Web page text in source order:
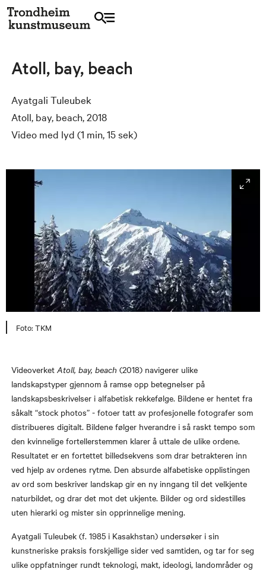
Atoll, bay, beach
Ayatgali Tuleubek
Atoll, bay, beach, 2018
Video med lyd (1 min, 15 sek)
Foto: TKM
VideoverketAtoll, bay, beach (2018) navigerer ulike
landskapstyper gjennom å ramse opp betegnelser på
landskapsbeskrivelser i alfabetisk rekkefølge. Bildene er hentet fra
såkalt “stock photos” - fotoer tatt av profesjonelle fotografer som
distribueres digitalt. Bildene følger hverandre i så raskt tempo som
den kvinnelige fortellerstemmen klarer å uttale de ulike ordene.
Resultatet er en fortettet billedsekvens som drar betrakteren inn
ved hjelp av ordenes rytme. Den absurde alfabetiske opplistingen
av ord som beskriver landskap gir en ny inngang til det velkjente
naturbildet, og drar det mot det ukjente. Bilder og ord sidestilles
uten hierarki og mister sin opprinnelige mening.
Ayatgali Tuleubek (f. 1985 i Kasakhstan) undersøker i sin
kunstneriske praksis forskjellige sider ved samtiden, og tar for seg
ulike oppfatninger rundt teknologi, makt, ideologi, landområder og